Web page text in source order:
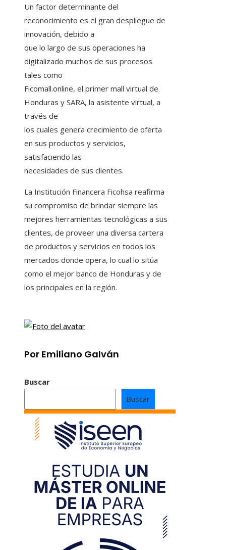
Un factor determinante del
reconocimiento es el gran despliegue de
innovación, debido a
que lo largo de sus operaciones ha
digitalizado muchos de sus procesos
tales como
Ficomall.online, el primer mall virtual de
Honduras y SARA, la asistente virtual, a
través de
los cuales genera crecimiento de oferta
en sus productos y servicios,
satisfaciendo las
necesidades de sus clientes.
La Institución Financera Ficohsa reafirma
su compromiso de brindar siempre las
mejores herramientas tecnológicas a sus
clientes, de proveer una diversa cartera
de productos y servicios en todos los
mercados donde opera, lo cual lo sitúa
como el mejor banco de Honduras y de
los principales en la región.
Por Emiliano Galván
Buscar
Buscar